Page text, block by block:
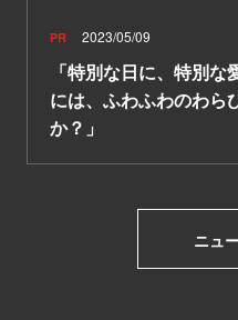
PR 2023/05/09
「特別な日に、特別
には、ふわふわのわら
か？」
ニュ